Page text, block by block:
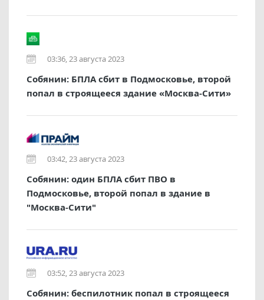
03:36, 23 августа 2023
Собянин: БПЛА сбит в Подмосковье, второй
попал в строящееся здание «Москва-Сити»
03:42, 23 августа 2023
Собянин: один БПЛА сбит ПВО в
Подмосковье, второй попал в здание в
"Москва-Сити"
03:52, 23 августа 2023
Собянин: беспилотник попал в строящееся